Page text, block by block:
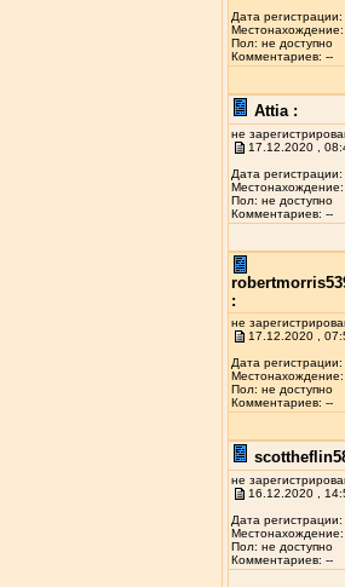
Дата регистрации:
Местонахождение:
Пол: не доступно
Комментариев: --
Attia :
не
17.12.2020 ,
Дата регистрации:
Местонахождение:
Пол: не доступно
Комментариев: --
:
не
17.12.2020 ,
Дата регистрации:
Местонахождение:
Пол: не доступно
Комментариев: --
не
16.12.2020 ,
Дата регистрации:
Местонахождение:
Пол: не доступно
Комментариев: --